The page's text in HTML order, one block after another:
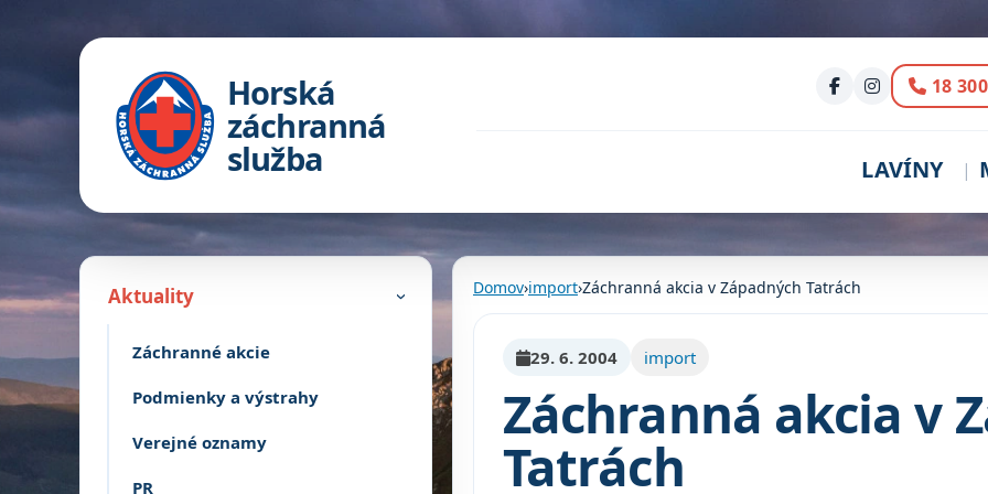
Horská
záchranná
služba
18 300
LAVÍNY
Aktuality ›
Záchranné akcie
Podmienky a výstrahy
Verejné oznamy
PR
Domov›import›Záchranná akcia v Západných Tatrách
29. 6. 2004 import
Záchranná akcia v
Tatrách